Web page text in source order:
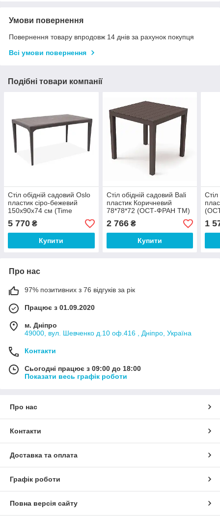
Умови повернення
Повернення товару впродовж 14 днів за рахунок покупця
Всі умови повернення
Подібні товари компанії
Стіл обідній садовий Oslo
пластик сіро-бежевий
150х90х74 см (Time
EcoTM)
5 770 ₴
Купити
Стіл обідній садовий Bali
пластик Коричневий
78*78*72 (ОСТ-ФРАН ТМ)
2 766₴
Купити
1
Про нас
97% позитивних з 76 відгуків за рік
Працює з 01.09.2020
м. Дніпро
49000, вул. Шевченко д.10 оф.416 , Дніпро, Україна
Контакти
Сьогодні працює з 09:00 до 18:00
Показати весь графік роботи
Про нас
Контакти
Доставка та оплата
Графік роботи
Повна версія сайту